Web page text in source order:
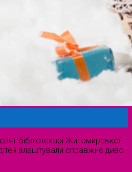
бібліотекарі Житомирської
влаштували справжнє диво